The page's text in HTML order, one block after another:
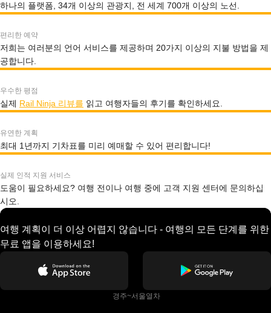
하나의 플랫폼, 34개 이상의 관광지, 전 세계 700개 이상의 노선.
편리한 예약
저희는 여러분의 언어 서비스를 제공하며 20가지 이상의 지불 방법을 제
공합니다.
우수한 평점
실제 Rail Ninja 리뷰를 읽고 여행자들의 후기를 확인하세요.
유연한 계획
최대 1년까지 기차표를 미리 예매할 수 있어 편리합니다!
실제 인적 지원 서비스
도움이 필요하세요? 여행 전이나 여행 중에 고객 지원 센터에 문의하십
시오.
여행 계획이 더 이상 어렵지 않습니다 - 여행의 모든 단계를 위한
무료 앱을 이용하세요!
경주~서울열차